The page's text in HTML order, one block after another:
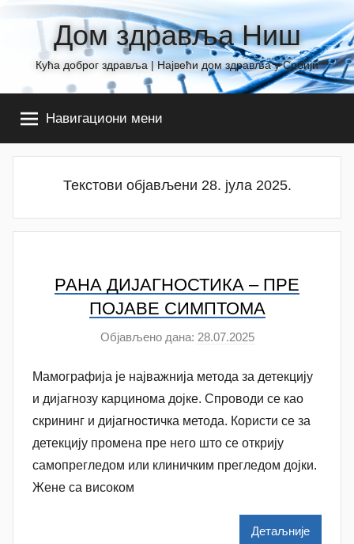
content
Дом здравља Ниш
Кућа доброг здравља | Највећи дом здравља у Србији
Навигациони мени
Текстови објављени 28. јула 2025.
РАНА ДИЈАГНОСТИКА – ПРЕ
ПОЈАВЕ СИМПТОМА
Објављено дана: 28.07.2025а
т
о
р
A
n
Мамографија је најважнија метода за детекцију
и дијагнозу карцинома дојке. Спроводи се као
скрининг и дијагностичка метода. Користи се за
детекцију промена пре него што се открију
самопрегледом или клиничким прегледом дојки.
Жене са високом
Детаљније